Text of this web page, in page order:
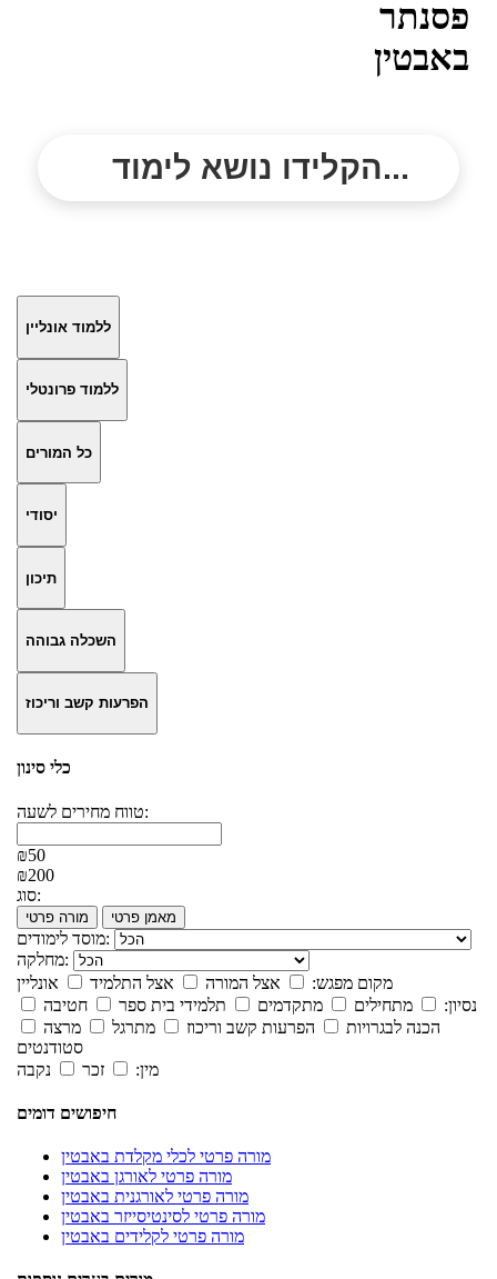
פסנתר
באבטין
הקלידו נושא לימוד...
ללמוד אונליין
ללמוד פרונטלי
כל המורים
יסודי
תיכון
השכלה גבוהה
הפרעות קשב וריכוז
כלי סינון
טווח מחירים לשעה:
₪50
₪200
סוג:
מורה פרטי מאמן פרטי
מוסד לימודים:
מחלקה:
מקום מפגש:
אצל המורה אצל התלמיד
אונליין
נסיון:
מתחילים מתקדמים תלמידי בית ספר
חטיבה
הכנה לבגרויות
הפרעות קשב וריכוז מתרגל
מרצה
סטודנטים
מין:
זכר נקבה
חיפושים דומים
מורה פרטי לכלי מקלדת באבטין
מורה פרטי לאורגן באבטין
מורה פרטי לאורגנית באבטין
מורה פרטי לסינטיסייזר באבטין
מורה פרטי לקלידים באבטין